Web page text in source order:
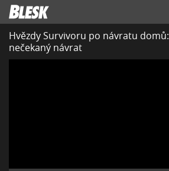
Hvězdy Survivoru po návratu
nečekaný návrat